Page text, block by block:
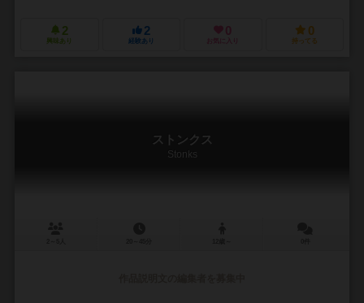
2
興味あり
2
経験あり
0
お気に入り
0
持ってる
ストンクス
Stonks